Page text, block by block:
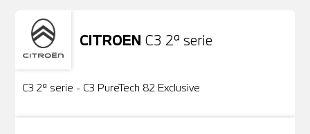
CITROEN C3 2ª serie
Usato
C3 2ª serie - C3 PureTech 82 Exclusive